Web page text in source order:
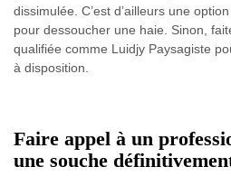
dissimulée. C’est d’ailleurs une
pour dessoucher une haie. Sinon,
qualifiée comme Luidjy Paysagiste
à disposition.
Faire appel à un
une souche